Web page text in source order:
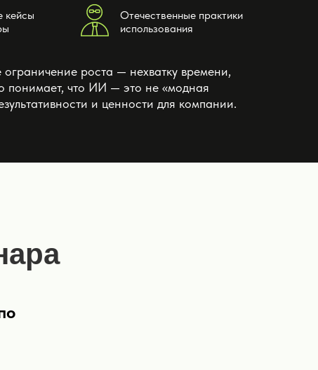
кейсы
Отечественные практики
использования
роста — нехватку времени,
понимает, что ИИ — это не «модная
и ценности для компании.